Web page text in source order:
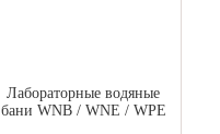
Лабораторные водяные
бани WNB / WNE / WPE